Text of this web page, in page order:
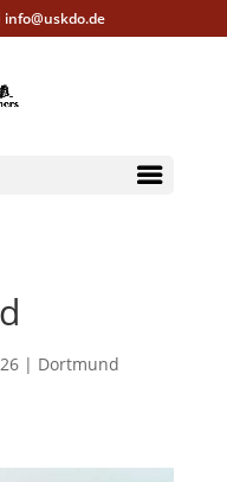
info@uskdo.de
| Dortmund